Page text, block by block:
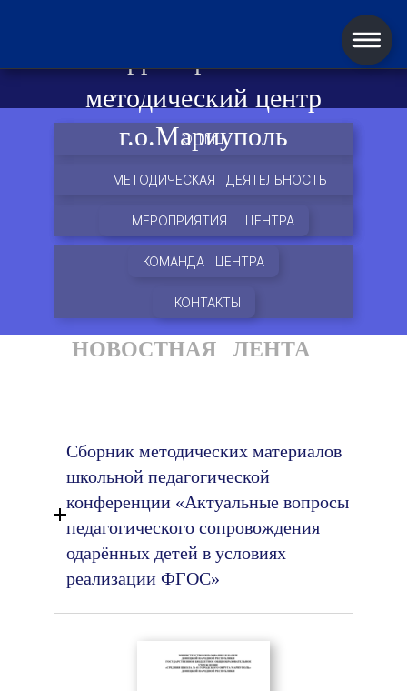
методический центр
г.о.Мариуполь
О ТМЦ
МЕТОДИЧЕСКАЯ ДЕЯТЕЛЬНОСТЬ
МЕРОПРИЯТИЯ ЦЕНТРА
КОМАНДА ЦЕНТРА
КОНТАКТЫ
НОВОСТНАЯ ЛЕНТА
Сборник методических материалов
школьной педагогической
конференции «Актуальные вопросы
педагогического сопровождения
одарённых детей в условиях
реализации ФГОС»